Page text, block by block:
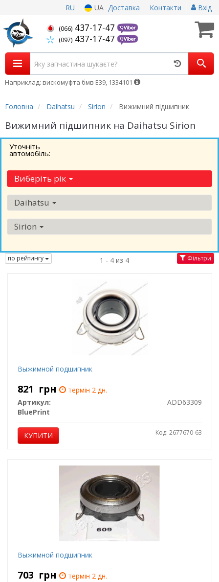
RU UA Доставка Контакти Вхід
(066) 437-17-47
(097) 437-17-47
Наприклад: вискомуфта бмв Е39, 1334101
Головна Daihatsu Sirion Вижимний підшипник
Вижимний підшипник на Daihatsu Sirion
Уточніть
автомобіль:
Виберіть рік
Daihatsu
Sirion
по рейтингу 1 - 4 из 4 Фільтри
Выжимной подшипник
821 грн
термін 2 дн.
Артикул:
ADD63309
BluePrint
КУПИТИ Код: 2677670-63
Выжимной подшипник
703 грн
термін 2 дн.